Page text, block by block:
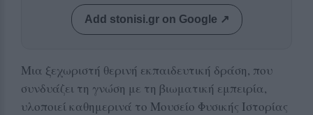
Add stonisi.gr on Google ↗
Μια ξεχωριστή θερινή εκπαιδευτική δράση, που
συνδυάζει τη γνώση με τη βιωματική εμπειρία,
υλοποιεί καθημερινά το Μουσείο Φυσικής Ιστορίας